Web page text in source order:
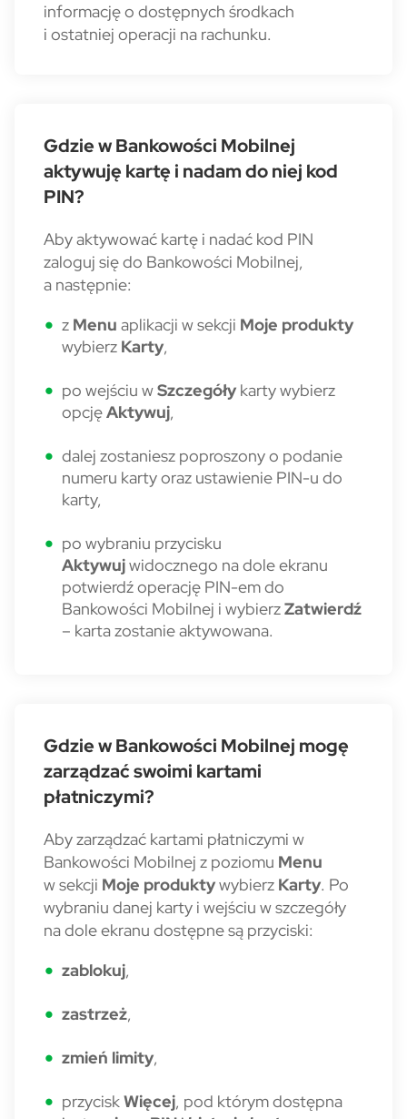
informację o dostępnych środkach
i ostatniej operacji na rachunku.
Gdzie w Bankowości Mobilnej
aktywuję kartę i nadam do niej kod
PIN?
Aby aktywować kartę i nadać kod PIN
zaloguj się do Bankowości Mobilnej,
a następnie:
z Menu aplikacji w sekcji Moje produkty
wybierz Karty,
po wejściu wSzczegóły karty wybierz
opcjęAktywuj,
dalej zostaniesz poproszony o podanie
numeru karty oraz ustawienie PIN-u do
karty,
po wybraniu przycisku
Aktywujwidocznego na dole ekranu
potwierdź operację PIN-em do
Bankowości Mobilnej i wybierzZatwierdź
– karta zostanie aktywowana.
Gdzie w Bankowości Mobilnej mogę
zarządzać swoimi kartami
płatniczymi?
Aby zarządzać kartami płatniczymi w
Bankowości Mobilnej z poziomu Menu
w sekcji Moje produktywybierz Karty. Po
wybraniu danej karty i wejściu w szczegóły
na dole ekranu dostępne są przyciski:
zablokuj,
zastrzeż,
zmień limity,
przyciskWięcej, pod którym dostępna